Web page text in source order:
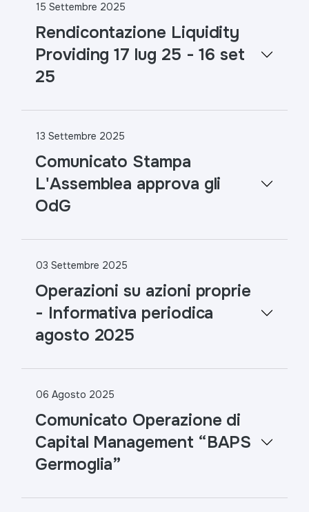
15 Settembre 2025
Rendicontazione Liquidity
Providing 17 lug 25 - 16 set
25
13 Settembre 2025
Comunicato Stampa
L'Assemblea approva gli
OdG
03 Settembre 2025
Operazioni su azioni proprie
- Informativa periodica
agosto 2025
06 Agosto 2025
Comunicato Operazione di
Capital Management “BAPS
Germoglia”